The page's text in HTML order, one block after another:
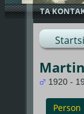
TA
1920 -
Person